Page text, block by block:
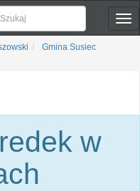
Gmina Susiec
w